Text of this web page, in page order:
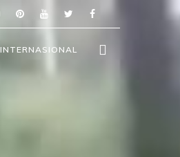
INTERNASIONAL